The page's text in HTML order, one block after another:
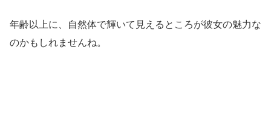
年齢以上に、自然体で輝いて見えるところが彼女の魅力な
のかもしれませんね。